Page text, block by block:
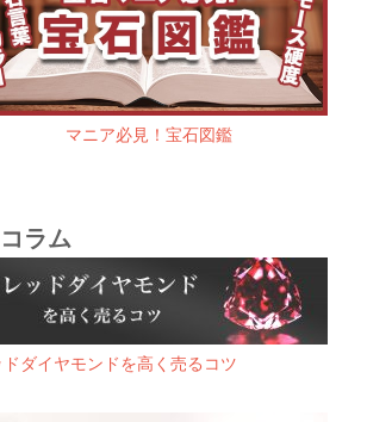
マニア必見！宝石図鑑
コラム
ドダイヤモンドを高く売るコツ